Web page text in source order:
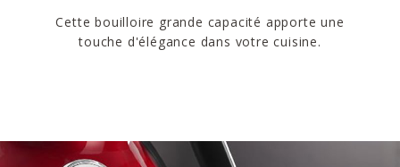
Cette bouilloire grande capacité apporte une
touche d'élégance dans votre cuisine.